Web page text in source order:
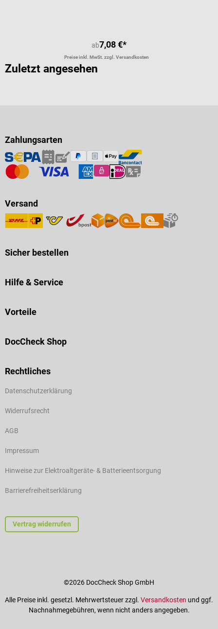
ab7,08 €*
Preise inkl. MwSt. zzgl. Versandkosten
Zuletzt angesehen
Zahlungsarten
Versand
Sicher bestellen
Hilfe & Service
Vorteile
DocCheck Shop
Rechtliches
Datenschutzerklärung
Widerrufsrecht
AGB
Impressum
Hinweise zur Elektroaltgeräte- & Batterieentsorgung
Barrierefreiheitserklärung
Vertrag widerrufen
©2026 DocCheck Shop GmbH
Alle Preise inkl. gesetzl. Mehrwertsteuer zzgl. Versandkosten und ggf.
Nachnahmegebühren, wenn nicht anders angegeben.